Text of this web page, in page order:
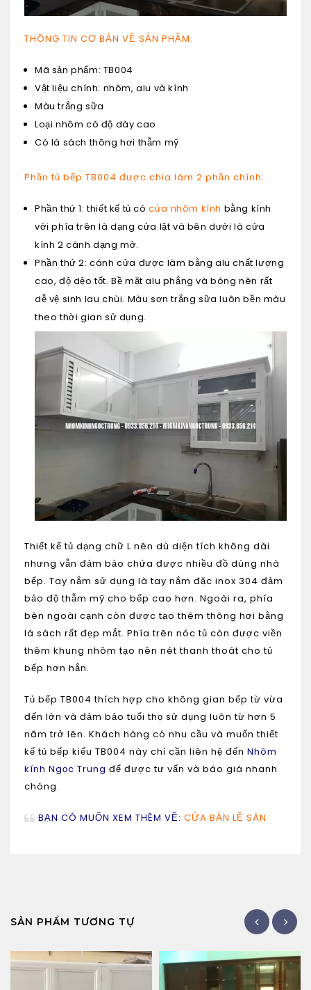
THÔNG TIN CƠ BẢN VỀ SẢN PHẨM:
Mã sản phẩm: TB004
Vật liệu chính: nhôm, alu và kính
Màu trắng sữa
Loại nhôm có độ dày cao
Có lá sách thông hơi thẫm mỹ
Phần tủ bếp TB004 được chia làm 2 phần chính:
Phần thứ 1: thiết kế tủ cócửa nhôm kính bằng kính
với phía trên là dạng cửa lật và bên dưới là cửa
kính 2 cánh dạng mở.
Phần thứ 2: cánh cửa được làm bằng alu chất lượng
cao, độ dẻo tốt. Bề mặt alu phẳng và bóng nên rất
dễ vệ sinh lau chùi. Màu sơn trắng sữa luôn bền màu
theo thời gian sử dụng.
Thiết kế tủ dạng chữ L nên dù diện tích không dài
nhưng vẫn đảm bảo chứa được nhiều đồ dùng nhà
bếp. Tay nắm sử dụng là tay nắm đặc inox 304 đảm
bảo độ thẫm mỹ cho bếp cao hơn. Ngoài ra, phía
bên ngoài cạnh còn được tạo thêm thông hơi bằng
lá sách rất đẹp mắt. Phía trên nóc tủ còn được viền
thêm khung nhôm tạo nên nét thanh thoát cho tủ
bếp hơn hẳn.
Tủ bếp TB004 thích hợp cho không gian bếp từ vừa
đến lớn và đảm bảo tuổi thọ sử dụng luôn từ hơn 5
năm trở lên. Khách hàng có nhu cầu và muốn thiết
kếtủ bếp kiểu TB004 này chỉ cần liên hệ đến Nhôm
kính Ngọc Trung để được tư vấn và báo giá nhanh
chóng.
BẠN CÓ MUỐN XEM THÊM VỀ: CỬA BẢN LỀ SÀN
SẢN PHẨM TƯƠNG TỰ